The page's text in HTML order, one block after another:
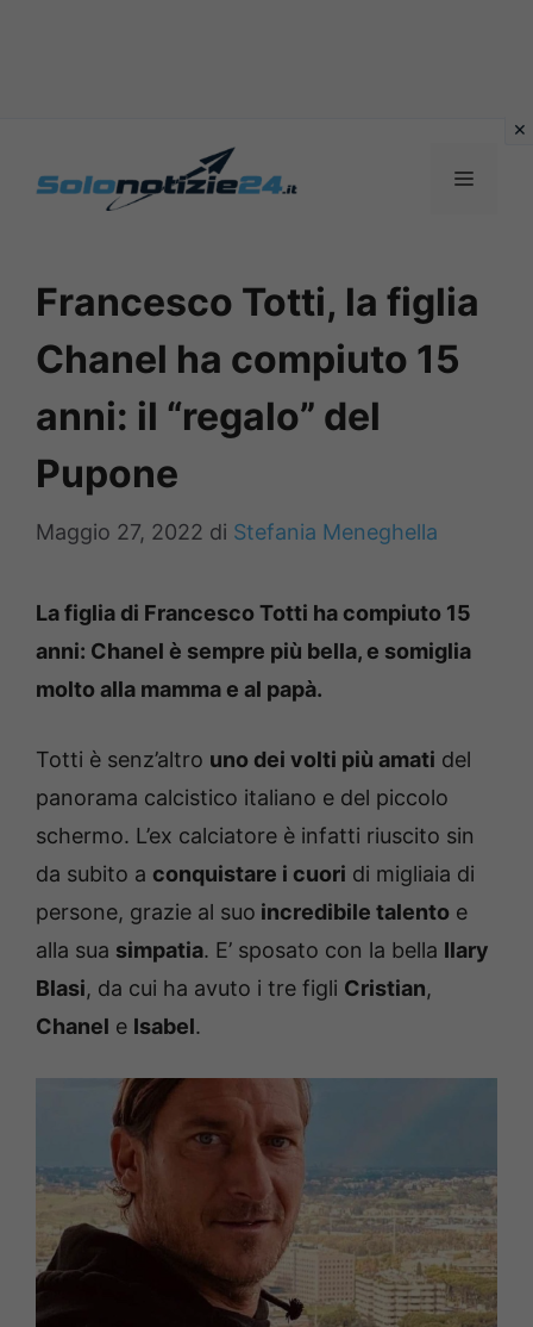
MENU
Francesco Totti, la figlia
Chanel ha compiuto 15
anni: il “regalo” del
Pupone
Maggio 27, 2022 di Stefania Meneghella
La figlia di Francesco Totti ha compiuto 15
anni: Chanel è sempre più bella, e somiglia
molto alla mamma e al papà.
Totti è senz’altro uno dei volti più amati del
panorama calcistico italiano e del piccolo
schermo. L’ex calciatore è infatti riuscito sin
da subito a conquistare i cuori di migliaia di
persone, grazie al suo incredibile talento e
alla sua simpatia. E’ sposato con la bella Ilary
Blasi, da cui ha avuto i tre figli Cristian,
Chanel e Isabel.